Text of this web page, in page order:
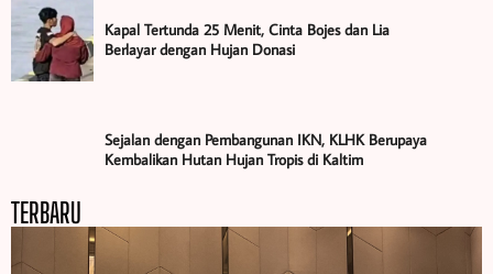
Kapal Tertunda 25 Menit, Cinta Bojes dan Lia
Berlayar dengan Hujan Donasi
Sejalan dengan Pembangunan IKN, KLHK Berupaya
Kembalikan Hutan Hujan Tropis di Kaltim
TERBARU